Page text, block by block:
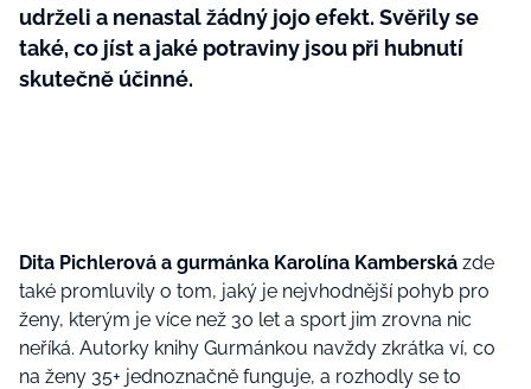
udrželi a nenastal žádný jojo efekt. Svěřily se
také, co jíst a jaké potraviny jsou při hubnutí
skutečně účinné.
Dita Pichlerová a gurmánka Karolína Kamberská zde
také promluvily o tom, jaký je nejvhodnější pohyb pro
ženy, kterým je více než 30 let a sport jim zrovna nic
neříká. Autorky knihy Gurmánkou navždy zkrátka ví, co
na ženy 35+ jednoznačně funguje, a rozhodly se to